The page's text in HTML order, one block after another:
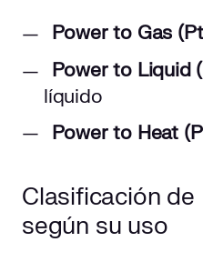
Power to Gas
Power to Liquid
líquido
Power to Heat
Clasificación de
según su uso